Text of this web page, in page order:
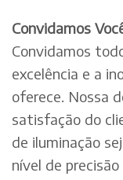
Convidamos
Convidamos
excelência e a
oferece. Nossa
satisfação do
de iluminação
nível de precisão